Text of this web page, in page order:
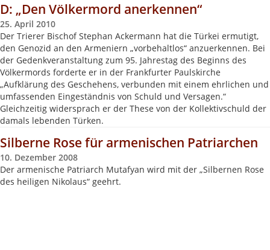
D: „Den Völkermord anerkennen“
25. April 2010
Der Trierer Bischof Stephan Ackermann hat die Türkei ermutigt,
den Genozid an den Armeniern „vorbehaltlos“ anzuerkennen. Bei
der Gedenkveranstaltung zum 95. Jahrestag des Beginns des
Völkermords forderte er in der Frankfurter Paulskirche
„Aufklärung des Geschehens, verbunden mit einem ehrlichen und
umfassenden Eingeständnis von Schuld und Versagen.“
Gleichzeitig widersprach er der These von der Kollektivschuld der
damals lebenden Türken.
Silberne Rose für armenischen Patriarchen
10. Dezember 2008
Der armenische Patriarch Mutafyan wird mit der „Silbernen Rose
des heiligen Nikolaus“ geehrt.